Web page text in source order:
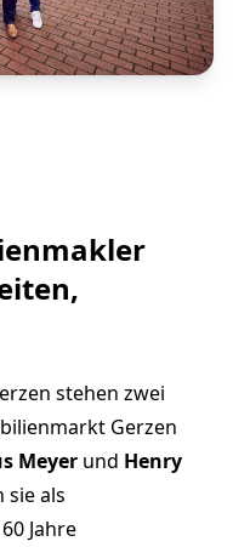
stehen zwei
Gerzen
Meyer und Henry
sie als
Jahre